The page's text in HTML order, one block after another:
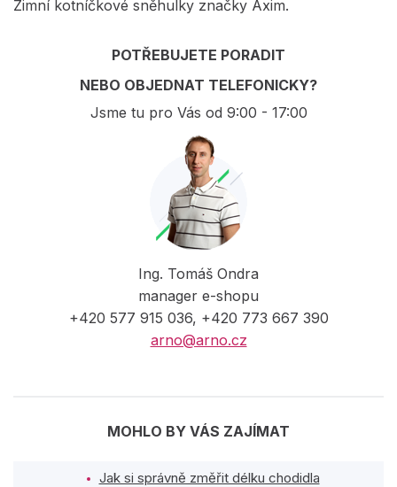
Zimní kotníčkové sněhulky značky Axim.
POTŘEBUJETE PORADIT
NEBO OBJEDNAT TELEFONICKY?
Jsme tu pro Vás od 9:00 - 17:00
Ing. Tomáš Ondra
manager e-shopu
+420 577 915 036, +420 773 667 390
arno@arno.cz
MOHLO BY VÁS ZAJÍMAT
Jak si správně změřit délku chodidla